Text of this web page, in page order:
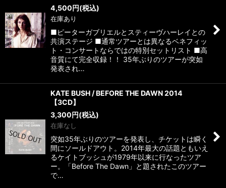
4,500円(税込)
在庫あり
■ピーターガブリエルとスティーヴハーレイとの
共演ステージ ■通常ツアーとは異なるベネフィッ
ト・コンサートならではの特別セットリスト ■高
音質にて完全収録！！ 35年ぶりのツアーが突如
発表され…
KATE BUSH / BEFORE THE DAWN 2014
【3CD】
3,300円(税込)
在庫なし
突如35年ぶりのツアーを発表し、チケットは瞬く
間にソールドアウト。2014年最大の話題ともいえ
るケイトブッシュが1979年以来に行なったツア
ー。「Before The Dawn」と題されたこのツアー
で…